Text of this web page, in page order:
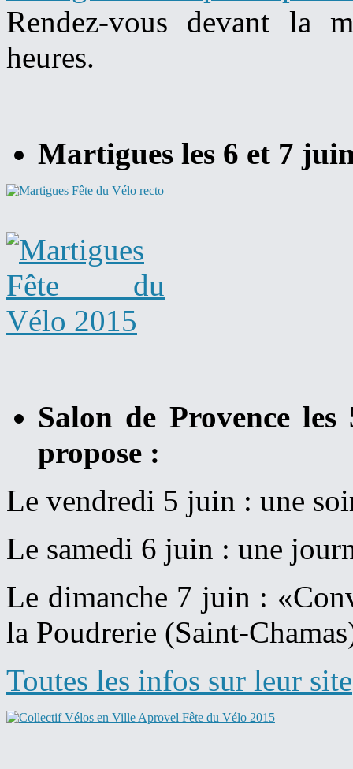
Rendez-vous devant la
heures.
Martigues les 6 et 7
Salon de Provence
propose :
Le vendredi 5 juin : une
Le samedi 6 juin : une
Le dimanche 7 juin :
la Poudrerie (Saint-
Toutes les infos sur leur site